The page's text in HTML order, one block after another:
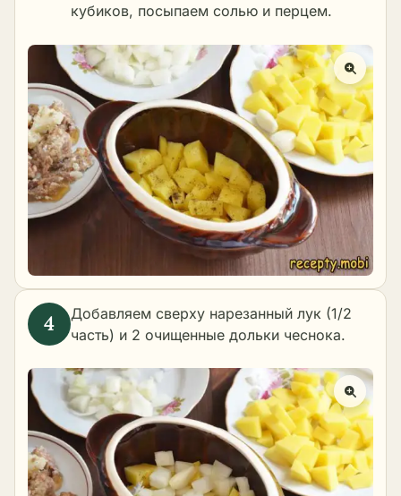
кубиков, посыпаем солью и перцем.
Добавляем сверху нарезанный лук (1/2
часть) и 2 очищенные дольки чеснока.